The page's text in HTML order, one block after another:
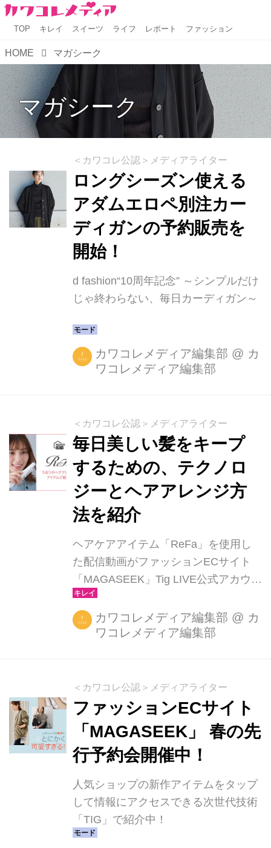
TOP キレイ スイーツ ライフ レポート ファッション
HOME マガシーク
マガシーク
＜カワコレ公認＞メディアライター
ロングシーズン使える
アダムエロペ別注カー
ディガンの予約販売を
開始！
d fashion“10周年記念” ～シンプルだけ
じゃ終わらない、毎日カーディガン～
カワコレメディア編集部 @ カ
ワコレメディア編集部
＜カワコレ公認＞メディアライター
毎日美しい髪をキープ
するための、テクノロ
ジーとヘアアレンジ方
法を紹介
ヘアケアアイテム「ReFa」を使用し
た配信動画がファッションECサイト
「MAGASEEK」Tig LIVE公式アカウン
トでアーカイブ公開！
カワコレメディア編集部 @ カ
ワコレメディア編集部
＜カワコレ公認＞メディアライター
ファッションECサイト
「MAGASEEK」 春の先
行予約会開催中！
人気ショップの新作アイテムをタップ
して情報にアクセスできる次世代技術
「TIG」で紹介中！